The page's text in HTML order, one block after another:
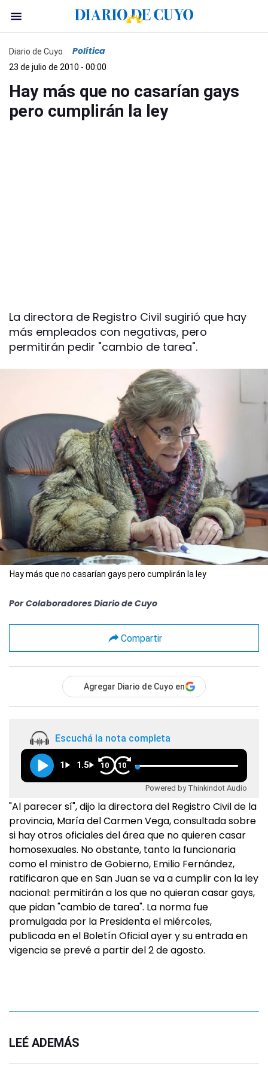
Diario de Cuyo Política
23 de julio de 2010 - 00:00
Hay más que no casarían gays
pero cumplirán la ley
La directora de Registro Civil sugirió que hay
más empleados con negativas, pero
permitirán pedir "cambio de tarea".
Hay más que no casarían gays pero cumplirán la ley
Por Colaboradores Diario de Cuyo
Compartir
Agregar Diario de Cuyo en
Escuchá la nota completa
1 1.5 10 10
Powered by Thinkindot Audio
"Al parecer sí", dijo la directora del Registro Civil de la
provincia, María del Carmen Vega, consultada sobre
si hay otros oficiales del área que no quieren casar
homosexuales. No obstante, tanto la funcionaria
como el ministro de Gobierno, Emilio Fernández,
ratificaron que en San Juan se va a cumplir con la ley
nacional: permitirán a los que no quieran casar gays,
que pidan "cambio de tarea". La norma fue
promulgada por la Presidenta el miércoles,
publicada en el Boletín Oficial ayer y su entrada en
vigencia se prevé a partir del 2 de agosto.
LEÉ ADEMÁS